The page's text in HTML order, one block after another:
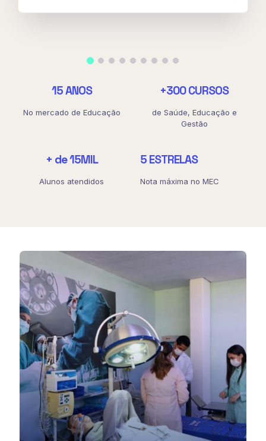
15ANOS
No mercado de Educação
+300CURSOS
de Saúde, Educação e
Gestão
+ de15MIL
Alunos atendidos
5 ESTRELAS
Nota máxima no MEC